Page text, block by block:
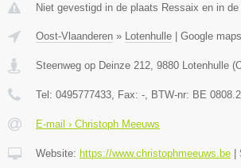
Niet gevestigd in de plaats Ressaix en in de
Oost-Vlaanderen » Lotenhulle Google maps
Steenweg op Deinze 212 9880 Lotenhulle (
Tel: 0495777433 , Fax: - , BTW-nr: BE
E-mail › Christoph Meeuws
Website: https://www.christophmeeuws.be